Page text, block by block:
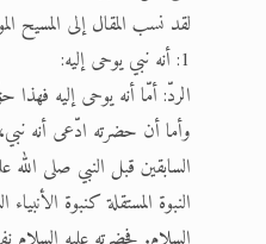
لقد نسب المقال إلى المسيح
1: أنه نبي يوحى إليه:
الردّ: أمّا أنه يوحى إليه
وأما أن حضرته ادّعى أنه نبي،
السابقين قبل النبي صلى
النبوة المستقلة كنبوة